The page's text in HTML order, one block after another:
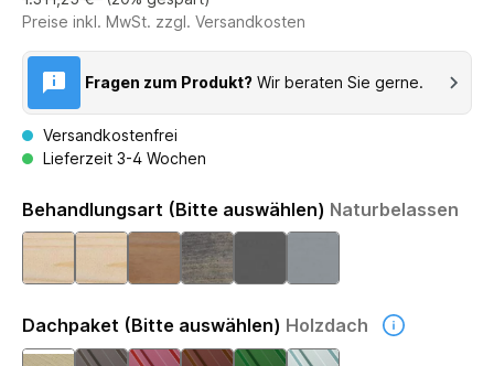
Preise inkl. MwSt. zzgl. Versandkosten
Fragen zum Produkt? Wir beraten Sie gerne.
Versandkostenfrei
Lieferzeit 3-4 Wochen
Behandlungsart (Bitte auswählen) Naturbelassen
Dachpaket (Bitte auswählen) Holzdach